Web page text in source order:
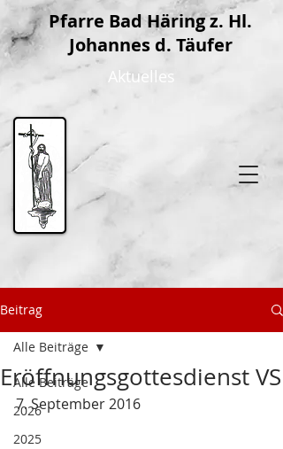
Pfarre Bad Häring z. Hl.
Johannes d. Täufer
Aktuelles
Beitrag
Alle Beiträge
2026
2025
Alle Beiträge
Eröffnungsgottesdienst VS
7. September 2016